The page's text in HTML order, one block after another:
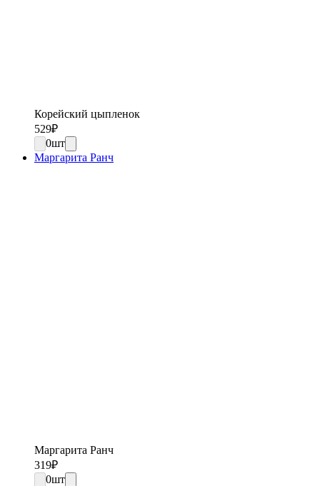
Корейский цыпленок
529₽
0шт
Маргарита Ранч
Маргарита Ранч
319₽
0шт